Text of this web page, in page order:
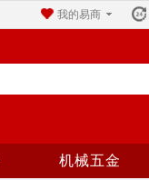
我的易商
机械五金